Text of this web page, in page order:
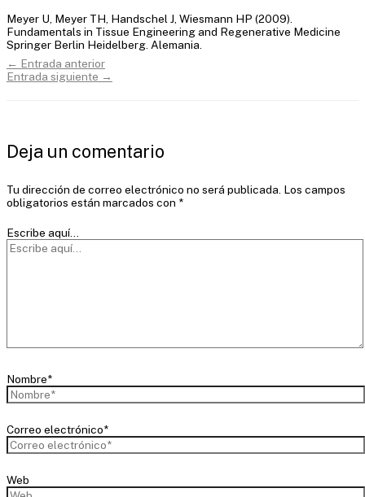
Meyer U, Meyer TH, Handschel J, Wiesmann HP (2009).
Fundamentals in Tissue Engineering and Regenerative Medicine
Springer Berlin Heidelberg. Alemania.
← Entrada anterior
Entrada siguiente →
Deja un comentario
Tu dirección de correo electrónico no será publicada. Los campos
obligatorios están marcados con *
Escribe aquí...
Nombre*
Correo electrónico*
Web